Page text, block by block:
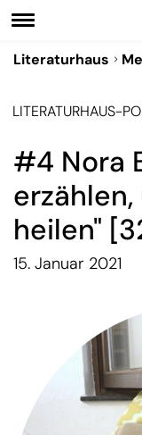
Literaturhaus
LITERATURHAUS-
#4 Nora
heilen"
15. Januar 2021